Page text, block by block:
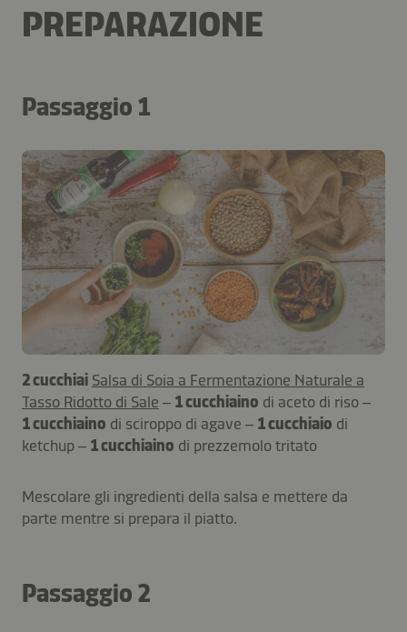
PREPARAZIONE
Passaggio 1
2 cucchiai Salsa di Soia a Fermentazione Naturale a
Tasso Ridotto di Sale – 1 cucchiaino di aceto di riso –
1 cucchiaino di sciroppo di agave – 1 cucchiaio di
ketchup – 1 cucchiaino di prezzemolo tritato
Mescolare gli ingredienti della salsa e mettere da
parte mentre si prepara il piatto.
Passaggio 2